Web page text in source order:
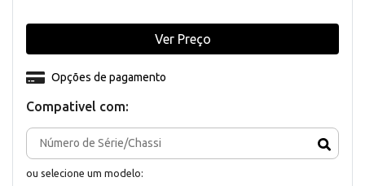
Compativel com:
ou selecione um modelo:
Opções de pagamento
Ver Preço